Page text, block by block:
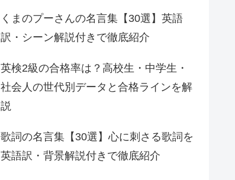
くまのプーさんの名言集【30選】英語
訳・シーン解説付きで徹底紹介
英検2級の合格率は？高校生・中学生・
社会人の世代別データと合格ラインを解
説
歌詞の名言集【30選】心に刺さる歌詞を
英語訳・背景解説付きで徹底紹介